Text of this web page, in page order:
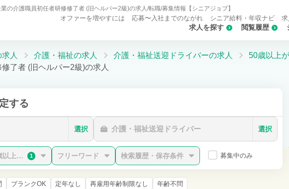
の介護職員初任者研修修了者 (旧ヘルパー2級)の求人/転職/募集情報【シニアジョブ】
求人を探す 閲覧履歴
オファーを増やすには 応募〜入社までのながれ シニア給料・年収ナビ
人 介護・福祉の求人 介護・福祉送迎ドライバーの求人
50歳以上
了者 (旧ヘルパー2級)の求人
する
選択 介護・福祉送迎ドライバー 選択
以上在籍中
1 フリーワード 検索履歴・保存条件 募集中のみ
ブランクOK 定年なし 再雇用年齢制限なし 年齢不問